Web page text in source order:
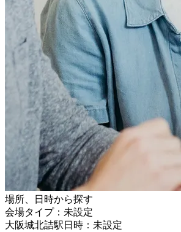
場所、日時から探す
会場タイプ：未設定
大阪城北詰駅日時：未設定